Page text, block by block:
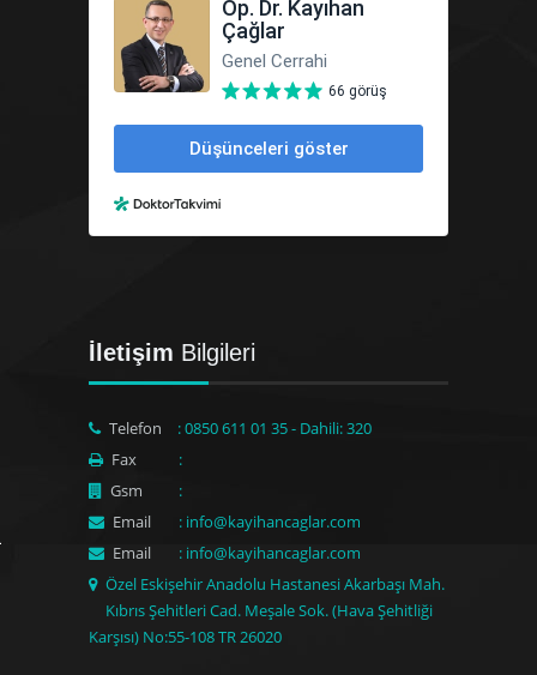
İletişim Bilgileri
Telefon
: 0850 611 01 35 - Dahili: 320
Fax
:
Gsm
:
Email
: info@kayihancaglar.com
Email
: info@kayihancaglar.com
Özel Eskişehir Anadolu Hastanesi Akarbaşı Mah.
Kıbrıs Şehitleri Cad. Meşale Sok. (Hava Şehitliği
Karşısı) No:55-108 TR 26020